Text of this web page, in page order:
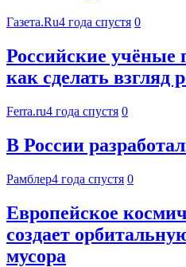
Газета.Ru4 года спустя 0
Российские учёные
как сделать взгляд
Ferra.ru4 года спустя 0
В России
Рамблер4 года спустя 0
Европейское
создает
мусора